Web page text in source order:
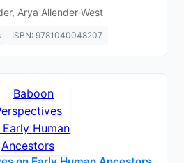
Arya Allender-West
ISBN: 9781040048207